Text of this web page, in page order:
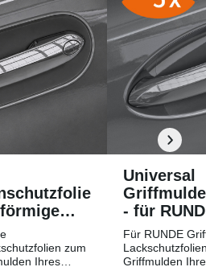
zum
Ihres
Universal
- für
Für RUNDE
Griffmulden